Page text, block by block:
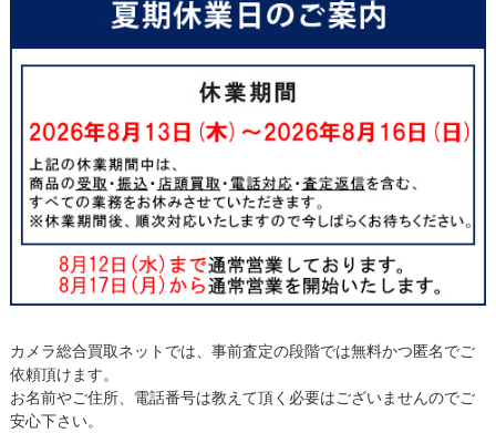
カメラ総合買取ネットでは、事前査定の段階では無料かつ匿名でご
依頼頂けます。
お名前やご住所、電話番号は教えて頂く必要はございませんのでご
安心下さい。